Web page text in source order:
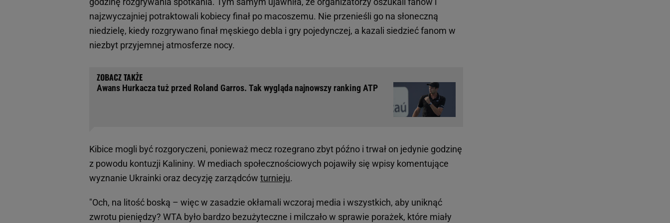
najzwyczajniej potraktowali kobiecy finał po macoszemu. Nie przenieśli go na słoneczną
niedzielę, kiedy rozgrywano finał męskiego debla i gry pojedynczej, a kazali siedzieć fanom w
niezbyt przyjemnej atmosferze nocy.
Awans Hurkacza tuż przed Roland Garros. Tak wygląda najnowszy ranking ATP
Kibice mogli być rozgoryczeni, ponieważ mecz rozegrano zbyt późno i trwał on jedynie godzinę
z powodu kontuzji Kalininy. W mediach społecznościowych pojawiły się wpisy komentujące
wyznanie Ukrainki oraz decyzję zarządców turnieju.
"Och, na litość boską – więc w zasadzie okłamali wczoraj media i wszystkich, aby uniknąć
zwrotu pieniędzy? WTA było bardzo bezużyteczne i milczało w sprawie porażek, które miały